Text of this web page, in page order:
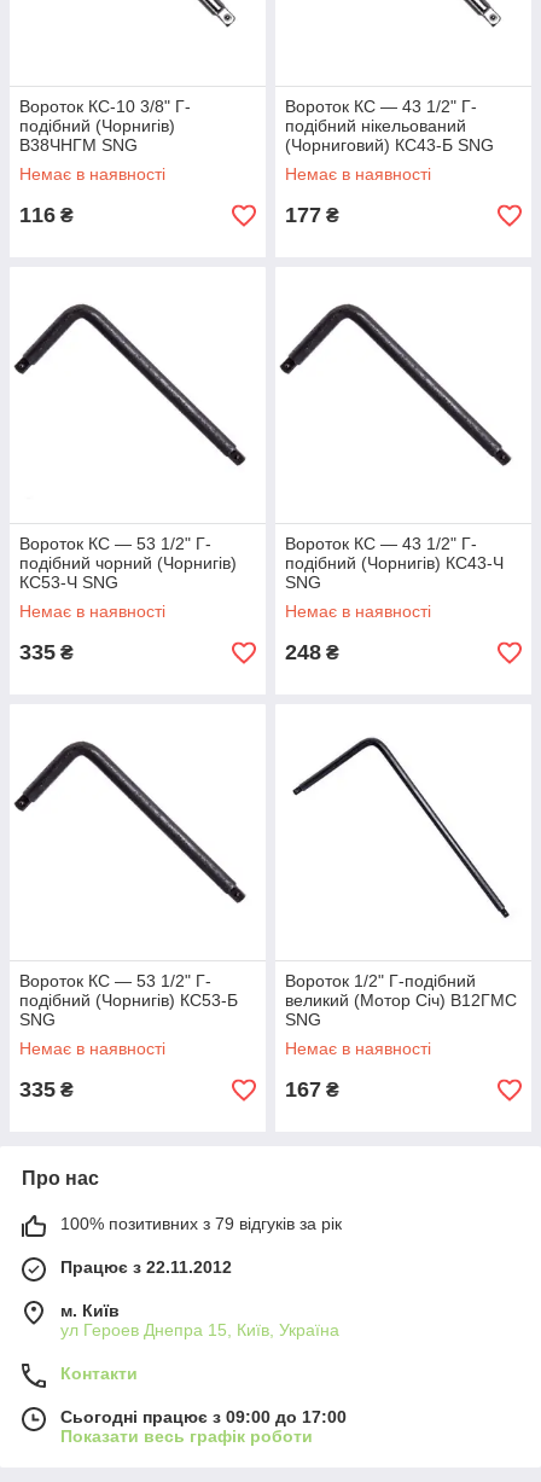
Вороток КС-10 3/8" Г-
подібний (Чорнигів)
В38ЧНГМ SNG
Немає в наявності
116 ₴
Вороток КС — 43 1/2" Г-
подібний нікельований
(Чорниговий) КС43-Б SNG
Немає в наявності
177 ₴
Вороток КС — 53 1/2" Г-
подібний чорний (Чорнигів)
КС53-Ч SNG
Немає в наявності
335 ₴
Вороток КС — 43 1/2" Г-
подібний (Чорнигів) КС43-Ч
SNG
Немає в наявності
248 ₴
Вороток КС — 53 1/2" Г-
подібний (Чорнигів) КС53-Б
SNG
Немає в наявності
335 ₴
Вороток 1/2" Г-подібний
великий (Мотор Січ) В12ГМС
SNG
Немає в наявності
167 ₴
Про нас
100% позитивних з 79 відгуків за рік
Працює з 22.11.2012
м. Київ
ул Героев Днепра 15, Київ, Україна
Контакти
Сьогодні працює з 09:00 до 17:00
Показати весь графік роботи